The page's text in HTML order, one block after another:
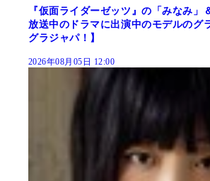
『仮面ライダーゼッツ』の「みなみ
放送中のドラマに出演中のモデルのグ
グラジャパ！】
2026年08月05日 12:00